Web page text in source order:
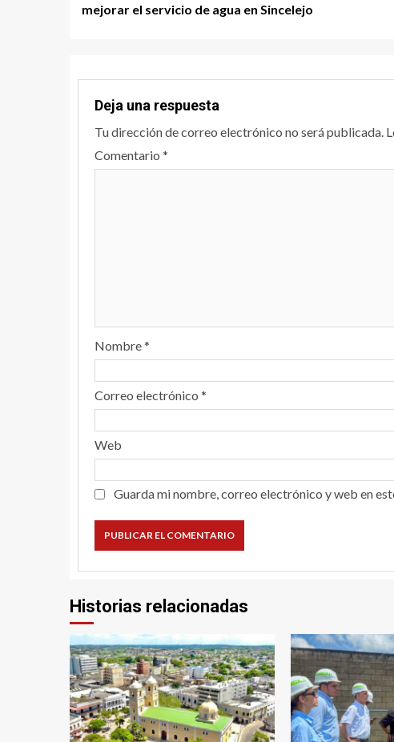
mejorar el servicio de agua en Sincelejo
Deja una respuesta
Tu dirección de correo electrónico no será publicada.
Comentario *
Nombre*
Correo electrónico *
Web
Guarda mi nombre, correo electrónico y web en
Historias relacionadas